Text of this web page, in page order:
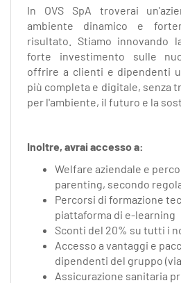
In OVS SpA troverai
ambiente dinamico e
risultato. Stiamo innovando
forte investimento sulle
offrire a clienti e dipendenti
più completa e digitale, senza
per l'ambiente, il futuro e la
Inoltre, avrai accesso a:
Welfare aziendale e
parenting, secondo
Percorsi di formazione
piattaforma di e-learning
Sconti del 20% su tutti i
Accesso a vantaggi e
dipendenti del gruppo
Assicurazione sanitaria